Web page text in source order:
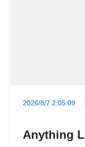
2026/8/7 2:05:09
Anything